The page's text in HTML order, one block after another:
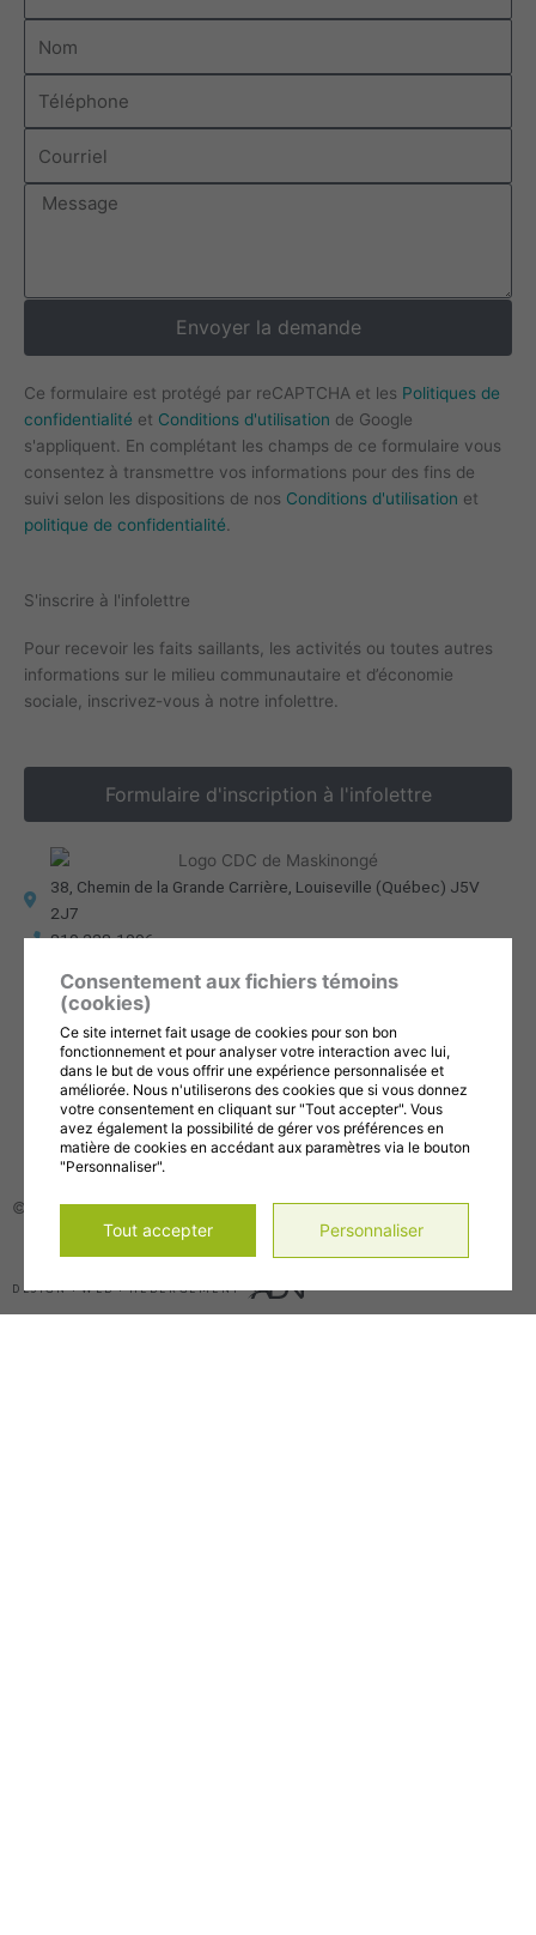
Message
Envoyer la demande
Ce formulaire est protégé par reCAPTCHA et les Politiques de
confidentialité et Conditions d'utilisation de Google
s'appliquent. En complétant les champs de ce formulaire vous
consentez à transmettre vos informations pour des fins de
suivi selon les dispositions de nos Conditions d'utilisation et
politique de confidentialité
S'inscrire à l'infolettre
Pour recevoir les faits saillants, les activités ou toutes autres
informations sur le milieu communautaire et d’économie
sociale, inscrivez-vous à notre infolettre.
Formulaire d'inscription à l'infolettre
38, Chemin de la Grande Carrière, Louiseville (Québec) J5V
2J7
819 228-1096
Suivez-nous sur Facebook!
Abonnez-vous à notre compte Instagram!
Abonnez-vous à notre chaîne YouTube!
Gérer mes témoins (cookies)
Conditions d’utilisation et politique de confidentialité
© 2026, Tous droits réservés,CDC de la MRC de Maskinongé
DESIGN + WEB + HÉBERGEMENT
Consentement aux fichiers témoins
(cookies)
Ce site internet fait usage de cookies pour son bon
fonctionnement et pour analyser votre interaction avec lui,
dans le but de vous offrir une expérience personnalisée et
améliorée. Nous n'utiliserons des cookies que si vous donnez
votre consentement en cliquant sur "Tout accepter". Vous
avez également la possibilité de gérer vos préférences en
matière de cookies en accédant aux paramètres via le bouton
"Personnaliser".
Tout accepter Personnaliser